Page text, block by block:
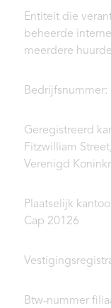
Entiteit die
beheerde
meerdere
Bedrijfsnummer:
Geregistreerd
Fitzwilliam
Verenigd
Plaatselijk
Cap 20126
Btw-nummer